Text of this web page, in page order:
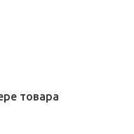
товара